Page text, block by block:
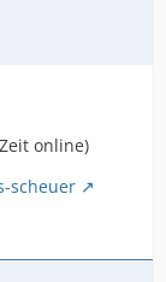
online)
scheuer